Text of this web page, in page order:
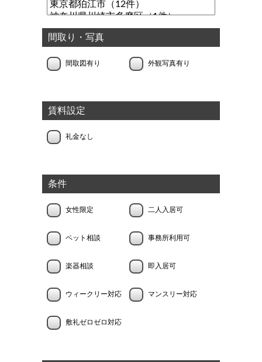
間取り・写真
間取図有り 外観写真有り
賃料設定
礼金なし
条件
女性限定 二人入居可
ペット相談 事務所利用可
楽器相談 即入居可
ウィークリー対応 マンスリー対応
敷礼ゼロゼロ対応